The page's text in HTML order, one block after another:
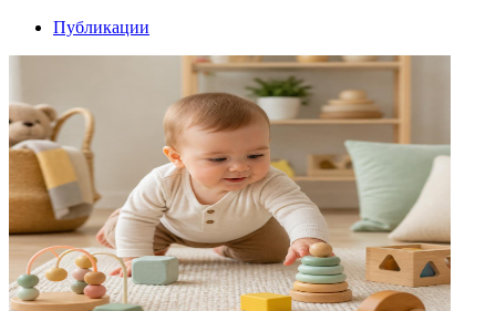
Публикации